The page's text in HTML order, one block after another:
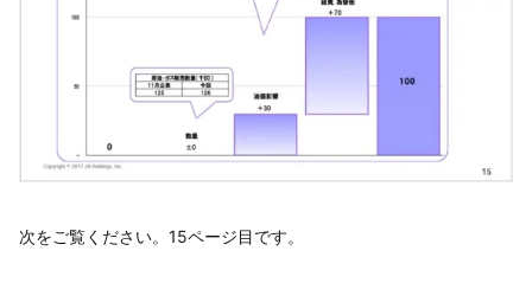
次をご覧ください。15ページ目です。